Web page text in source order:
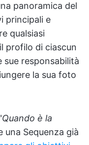
panoramica del
principali e
qualsiasi
profilo di ciascun
sue responsabilità
la sua foto
Quando è la
una Sequenza già